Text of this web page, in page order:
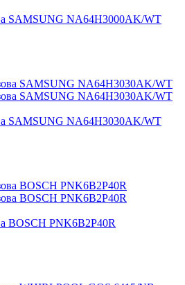
SAMSUNG NA64H3000AK/WT
SAMSUNG NA64H3030AK/WT
BOSCH PNK6B2P40R